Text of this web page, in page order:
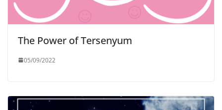
The Power of Tersenyum
05/09/2022